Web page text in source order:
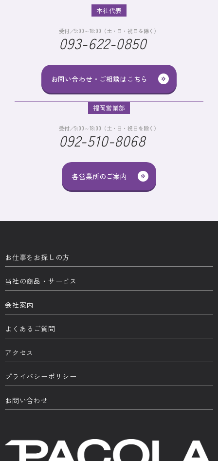
お問い合わせ・ご相談はこちら
本社代表
受付／9:00～18:00（土・日・祝日を除く）
093-622-0850
各営業所のご案内
福岡営業部
受付／9:00～18:00（土・日・祝日を除く）
092-510-8068
お仕事をお探しの方
当社の商品・サービス
会社案内
よくあるご質問
アクセス
プライバシーポリシー
お問い合わせ